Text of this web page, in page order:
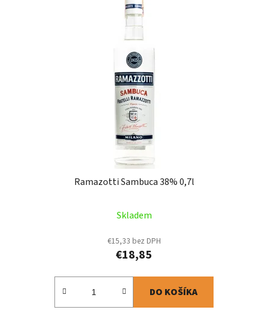
Ramazotti Sambuca 38% 0,7l
Skladem
€15,33 bez DPH
€18,85
DO KOŠÍKA